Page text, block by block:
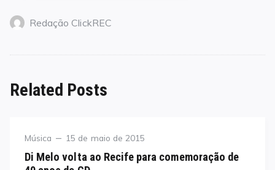
Redação ClickREC
Related Posts
Category
Música
Posted
15 de maio de 2015
Di Melo volta ao Recife para comemoração de